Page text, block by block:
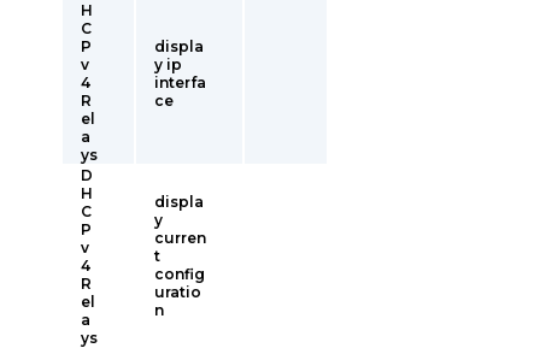
H
C
P
v
4
R
el
a
ys
displa
y ip
interfa
ce
D
H
C
P
v
4
R
el
a
ys
displa
y
curren
t
config
uratio
n